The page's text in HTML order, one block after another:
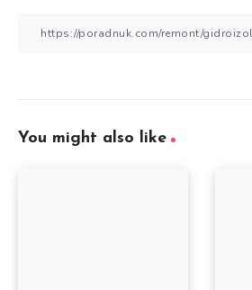
You might also like